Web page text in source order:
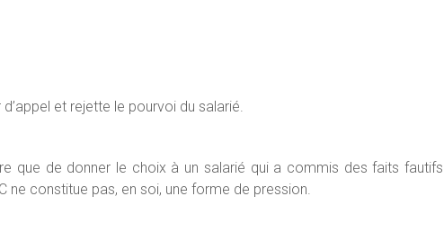
et rejette le pourvoi du salarié.
que de donner le choix à un salarié qui a commis des faits fautifs
ne constitue pas, en soi, une forme de pression.